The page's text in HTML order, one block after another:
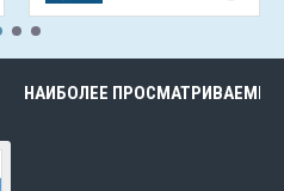
НАИБОЛЕЕ ПРОСМАТРИВАЕМЫЕ